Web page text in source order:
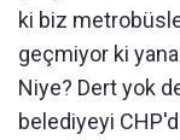
ki biz
geçmiyor ki
Niye? Dert yok
belediyeyi